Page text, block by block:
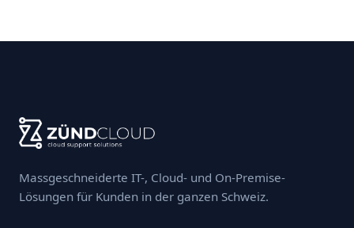
Massgeschneiderte IT-, Cloud- und On-Premise-
Lösungen für Kunden in der ganzen Schweiz.